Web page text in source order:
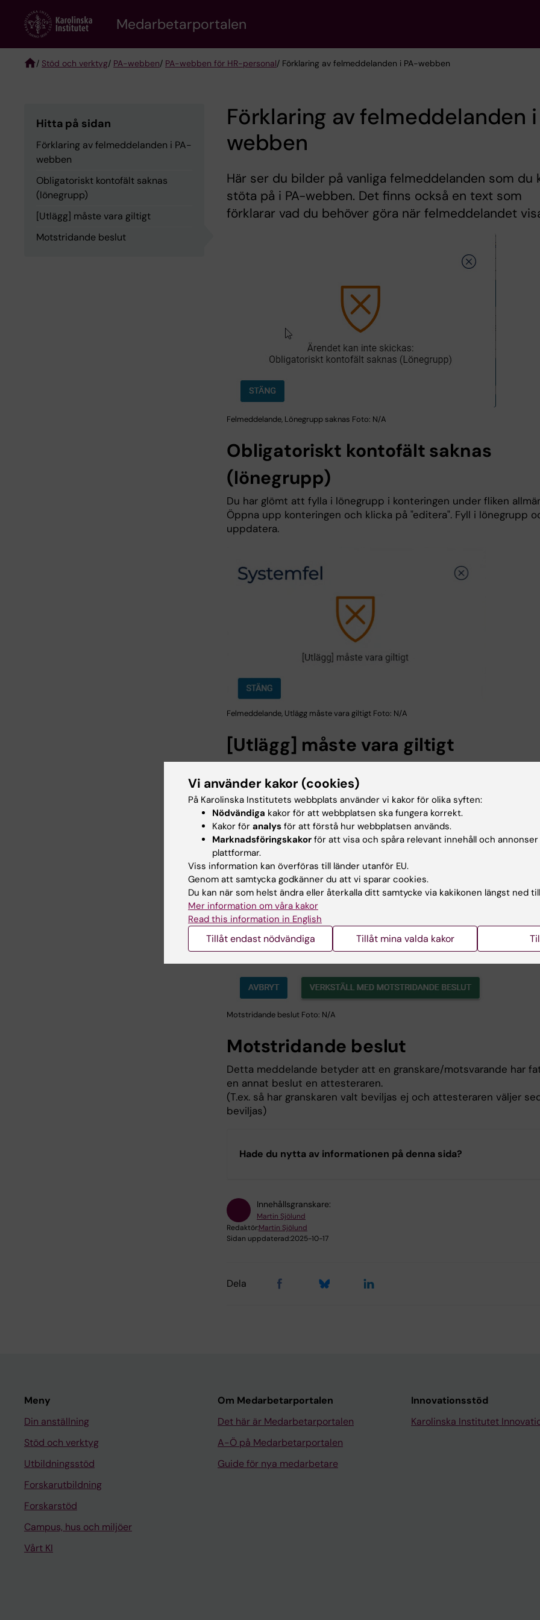
content
Medarbetarportalen
/ Stöd och verktyg/ PA-webben/ PA-webben för HR-personal/ Förklaring av felmeddelanden i PA-webben
Hitta på sidan
Förklaring av felmeddelanden i PA-
webben
Obligatoriskt kontofält saknas
(lönegrupp)
[Utlägg] måste vara giltigt
Motstridande beslut
Förklaring av felmeddelanden i
webben
Här ser du bilder på vanliga felmeddelanden som du
stöta på i PA-webben. Det finns också en text som
förklarar vad du behöver göra när felmeddelandet
Felmeddelande, Lönegrupp saknas Foto: N/A
Obligatoriskt kontofält saknas
(lönegrupp)
Du har glömt att fylla i lönegrupp i konteringen under fliken
Öppna upp konteringen och klicka på "editera". Fyll i lönegrupp
uppdatera.
Felmeddelande, Utlägg måste vara giltigt Foto: N/A
[Utlägg] måste vara giltigt
version. Kontakta din lönespecialist för hjälp.
Motstridande beslut Foto: N/A
Motstridande beslut
Detta meddelande betyder att en granskare/motsvarande har
en annat beslut en attesteraren.
(T.ex. så har granskaren valt beviljas ej och attesteraren väljer
beviljas)
Hade du nytta av informationen på denna sida?
Innehållsgranskare:
Martin Sjölund
Redaktör:Martin Sjölund
Sidan uppdaterad:2025-10-17
Dela
Meny
Din anställning
Stöd och verktyg
Utbildningsstöd
Forskarutbildning
Forskarstöd
Campus, hus och miljöer
Vårt KI
Om Medarbetarportalen
Det här är Medarbetarportalen
A-Ö på Medarbetarportalen
Guide för nya medarbetare
Innovationsstöd
Karolinska Institutet
Vi använder kakor (cookies)
På Karolinska Institutets webbplats använder vi kakor för olika syften:
Nödvändiga kakor för att webbplatsen ska fungera korrekt.
Kakor för analys för att förstå hur webbplatsen används.
Marknadsföringskakor för att visa och spåra relevant innehåll och
plattformar.
Viss information kan överföras till länder utanför EU.
Genom att samtycka godkänner du att vi sparar cookies.
Du kan när som helst ändra eller återkalla ditt samtycke via kakikonen längst ned
Mer information om våra kakor
Read this information in English
Tillåt endast nödvändiga Tillåt mina valda kakor